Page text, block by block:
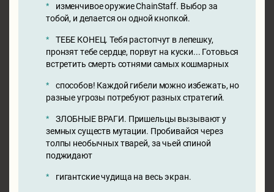
изменчивое оружие ChainStaff. Выбор за
тобой, и делается он одной кнопкой.
ТЕБЕ КОНЕЦ. Тебя растопчут в лепешку,
пронзят тебе сердце, порвут на куски... Готовься
встретить смерть сотнями самых кошмарных
способов! Каждой гибели можно избежать, но
разные угрозы потребуют разных стратегий.
ЗЛОБНЫЕ ВРАГИ. Пришельцы вызывают у
земных существ мутации. Пробивайся через
толпы необычных тварей, за чьей спиной
поджидают
гигантские чудища на весь экран.